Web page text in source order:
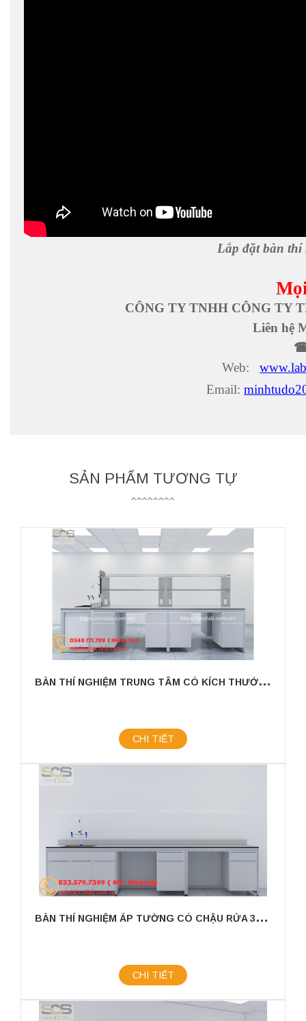
Lắp đặt bàn
CÔNG TY TNHH CÔNG TY
Liên hệ
Web:
Email:
SẢN PHẨM TƯƠNG TỰ
B
ÀN THÍ NGHIỆM TRUNG TÂM CÓ KÍCH THƯỚC 3600MM CÓ CHẬU RỬA
CHI TIẾT
B
ÀN THÍ NGHIỆM ÁP TƯỜNG CÓ CHẬU RỬA 3600X750X800MM
CHI TIẾT